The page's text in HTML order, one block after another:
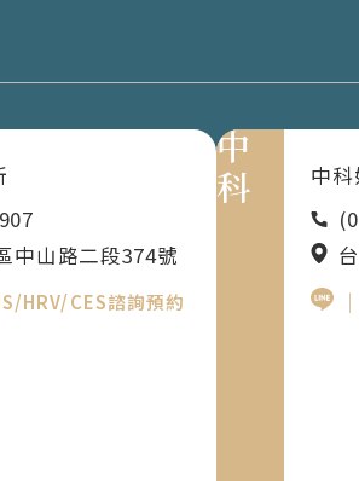
中山路二段374號
HRV/CES諮詢預約
中科
中
｜